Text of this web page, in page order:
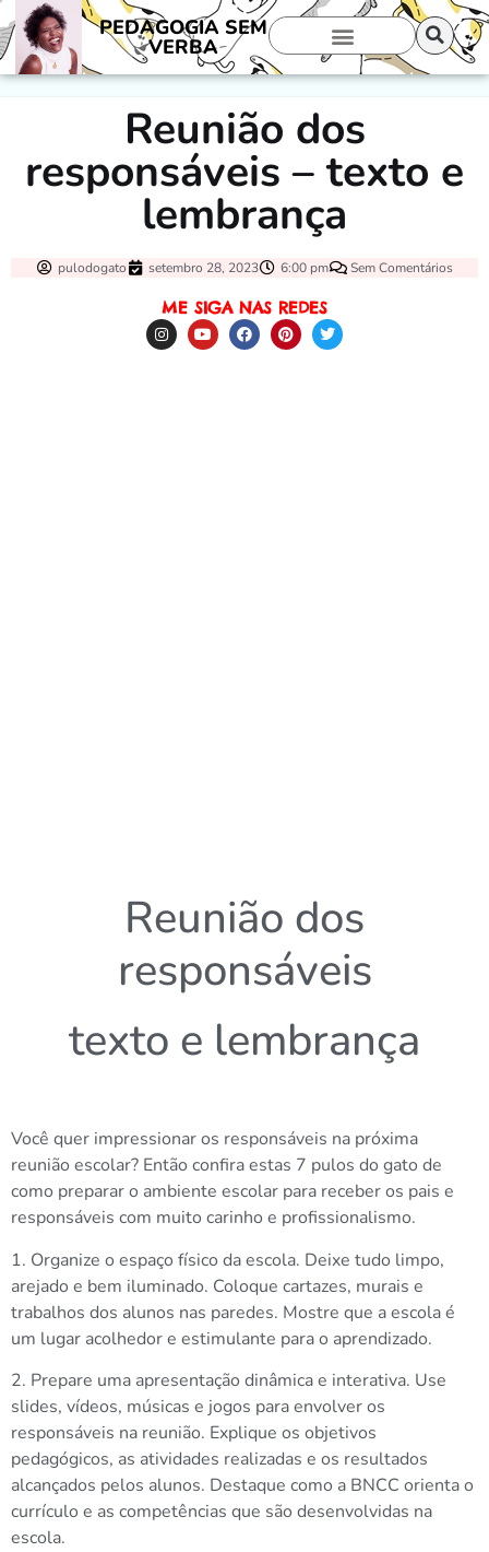
PEDAGOGIA SEM
VERBA
Reunião dos
responsáveis – texto e
lembrança
pulodogato setembro 28, 2023 6:00 pm Sem Comentários
ME SIGA NAS REDES
Reunião dos
responsáveis
texto e lembrança
Você quer impressionar os responsáveis na próxima
reunião escolar? Então confira estas 7 pulos do gato de
como preparar o ambiente escolar para receber os pais e
responsáveis com muito carinho e profissionalismo.
1. Organize o espaço físico da escola. Deixe tudo limpo,
arejado e bem iluminado. Coloque cartazes, murais e
trabalhos dos alunos nas paredes. Mostre que a escola é
um lugar acolhedor e estimulante para o aprendizado.
2. Prepare uma apresentação dinâmica e interativa. Use
slides, vídeos, músicas e jogos para envolver os
responsáveis na reunião. Explique os objetivos
pedagógicos, as atividades realizadas e os resultados
alcançados pelos alunos. Destaque como a BNCC orienta o
currículo e as competências que são desenvolvidas na
escola.